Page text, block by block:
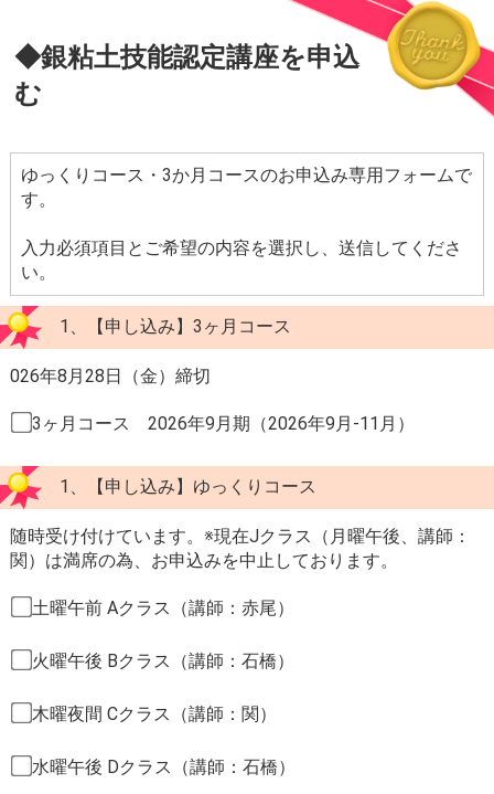
◆銀粘土技能認定講座を申込
む
ゆっくりコース・3か月コースのお申込み専用フォームで
す。
入力必須項目とご希望の内容を選択し、送信してくださ
い。
1、【申し込み】3ヶ月コース
026年8月28日（金）締切
3ヶ月コース 2026年9月期（2026年9月-11月）
1、【申し込み】ゆっくりコース
随時受け付けています。※現在Jクラス（月曜午後、講師：
関）は満席の為、お申込みを中止しております。
土曜午前 Aクラス（講師：赤尾）
火曜午後 Bクラス（講師：石橋）
木曜夜間 Cクラス（講師：関）
水曜午後 Dクラス（講師：石橋）